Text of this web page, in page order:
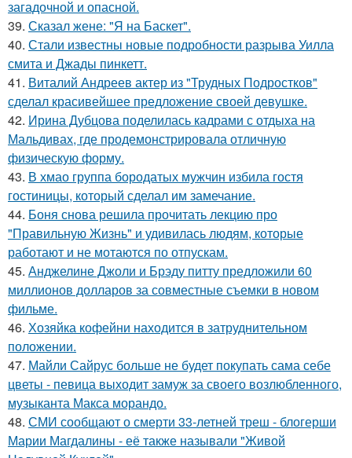
загадочной и опасной.
39. Сказал жене: "Я на Баскет".
40. Стали известны новые подробности разрыва Уилла
смита и Джады пинкетт.
41. Виталий Андреев актер из "Трудных Подростков"
сделал красивейшее предложение своей девушке.
42. Ирина Дубцова поделилась кадрами с отдыха на
Мальдивах, где продемонстрировала отличную
физическую форму.
43. В хмао группа бородатых мужчин избила гостя
гостиницы, который сделал им замечание.
44. Боня снова решила прочитать лекцию про
"Правильную Жизнь" и удивилась людям, которые
работают и не мотаются по отпускам.
45. Анджелине Джоли и Брэду питту предложили 60
миллионов долларов за совместные съемки в новом
фильме.
46. Хозяйка кофейни находится в затруднительном
положении.
47. Майли Сайрус больше не будет покупать сама себе
цветы - певица выходит замуж за своего возлюбленного,
музыканта Макса морандо.
48. СМИ сообщают о смерти 33-летней треш - блогерши
Марии Магдалины - её также называли "Живой